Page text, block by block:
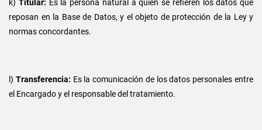
k) Titular: Es la persona natural a quien se refieren los datos que
reposan en la Base de Datos, y el objeto de protección de la Ley y
normas concordantes.
l) Transferencia: Es la comunicación de los datos personales entre
el Encargado y el responsable del tratamiento.